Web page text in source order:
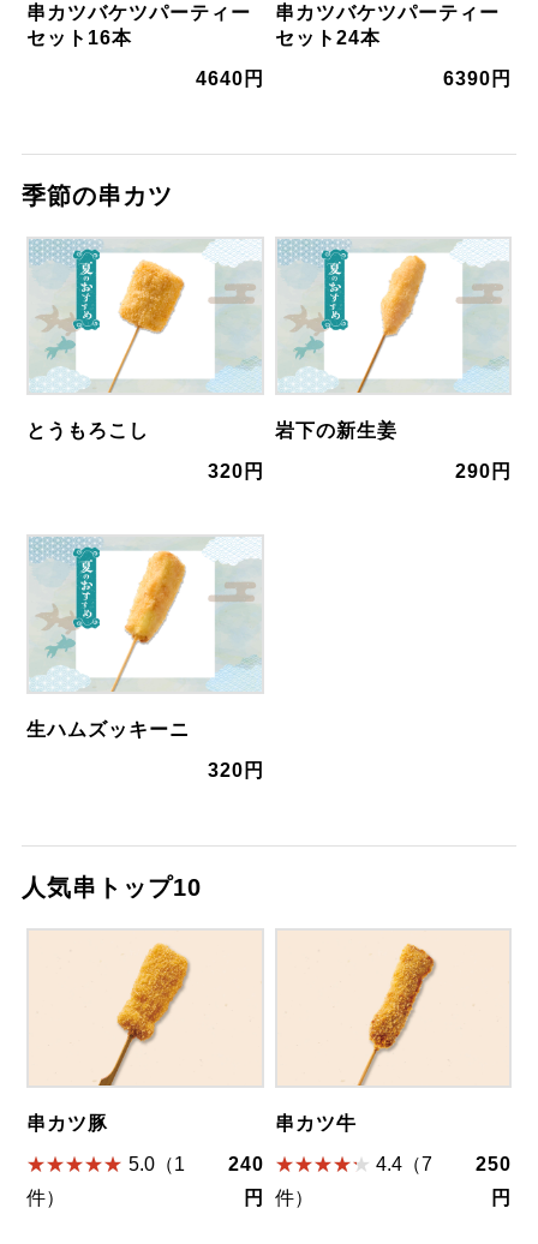
串カツバケツパーティー
セット16本
4640円
串カツバケツパーティー
セット24本
6390円
季節の串カツ
とうもろこし
320円
岩下の新生姜
290円
生ハムズッキーニ
320円
人気串トップ10
串カツ豚
5.0（1
件）
240
円
串カツ牛
4.4（7
件）
250
円